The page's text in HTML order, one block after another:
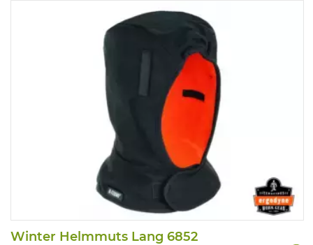
Winter Helmmuts Lang 6852